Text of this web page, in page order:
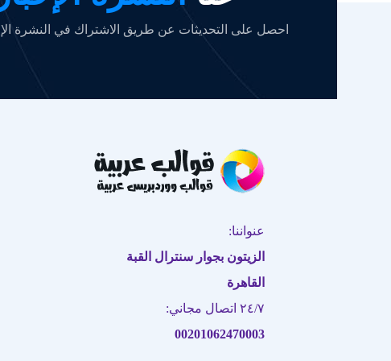
احصل على التحديثات عن طريق الاشتراك في النشرة
عنواننا:
الزيتون بجوار سنترال القبة
القاهرة
٢٤/٧ اتصال مجاني:
00201062470003